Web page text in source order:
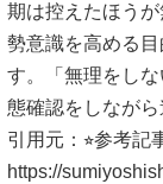
期は控えたほう
勢意識を高める
す。「無理をし
態確認をしながら
引用元：⭐︎参考記
https://